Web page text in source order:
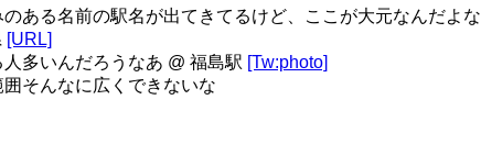
ある名前の駅名が出てきてるけど、ここが大元なんだよな
[URL]
多いんだろうなあ @ 福島駅 [Tw:photo]
そんなに広くできないな